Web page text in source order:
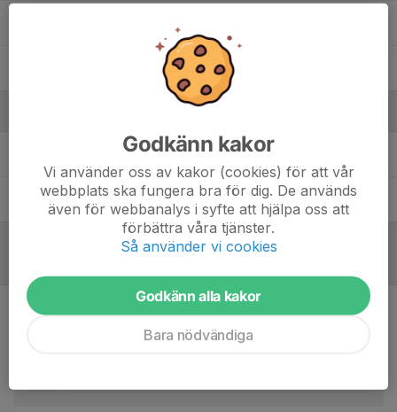
Joakim Fredberg
Niklas Ek
Godkänn kakor
Vi använder oss av kakor (cookies) för att vår
webbplats ska fungera bra för dig. De används
även för webbanalys i syfte att hjälpa oss att
förbättra våra tjänster.
Så använder vi cookies
Godkänn alla kakor
Bara nödvändiga